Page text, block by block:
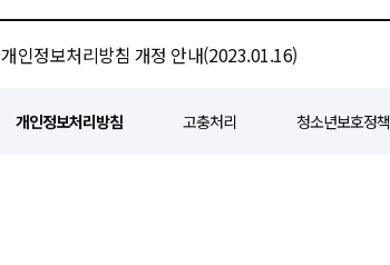
개인정보처리방침 개정 안내(2023.01.16)
개인정보처리방침 고충처리 청소년보호정책